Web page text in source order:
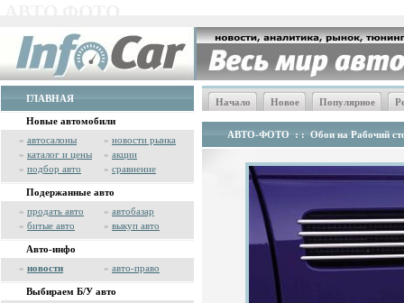
ГЛАВНАЯ
Новые автомобили
» автосалоны » новости рынка
» каталог и цены » акции
» подбор авто » сравнение
Подержанные авто
» продать авто » автобазар
» битые авто » выкуп авто
Авто-инфо
» новости » авто-право
Выбираем Б/У авто
Начало Новое Популярное
АВТО-ФОТО : : Обои на Рабочий